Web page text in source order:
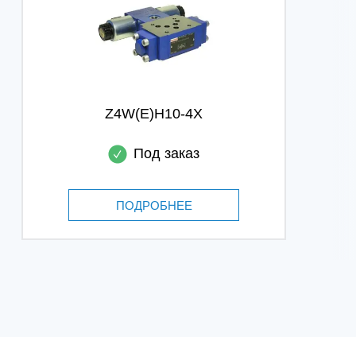
Z4W(E)H10-4X
Под заказ
ПОДРОБНЕЕ